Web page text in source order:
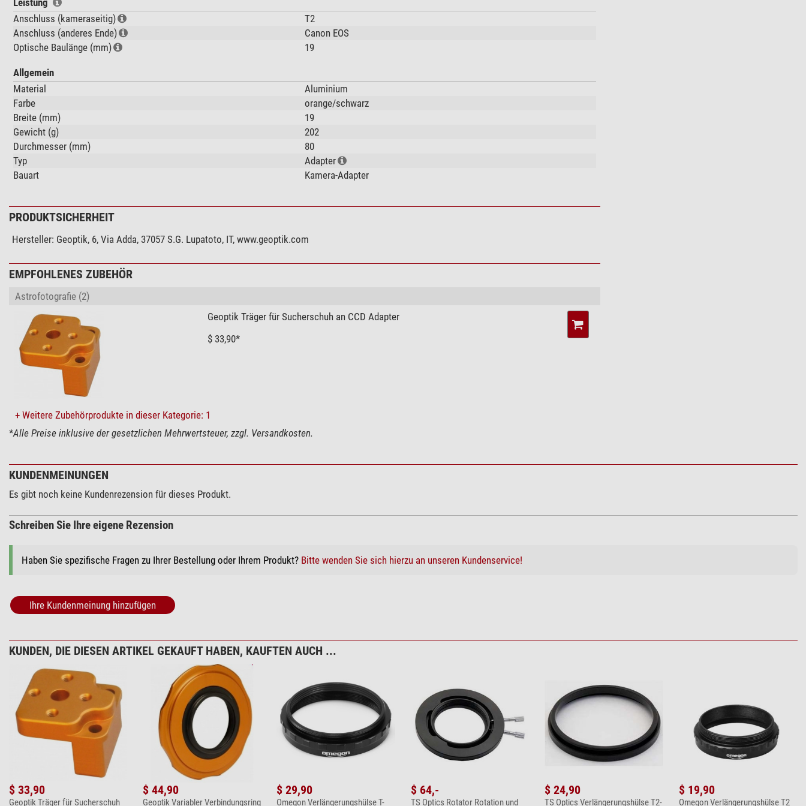
Leistung
Anschluss (kameraseitig)
T2
Anschluss (anderes Ende)
Canon EOS
Optische Baulänge (mm)
19
Allgemein
Material
Aluminium
Farbe
orange/schwarz
Breite (mm)
19
Gewicht (g)
202
Durchmesser (mm)
80
Typ
Adapter
Bauart
Kamera-Adapter
PRODUKTSICHERHEIT
Hersteller: Geoptik, 6, Via Adda, 37057 S.G. Lupatoto, IT, www.geoptik.com
EMPFOHLENES ZUBEHÖR
Astrofotografie (2)
Geoptik Träger für Sucherschuh an CCD Adapter
$ 33,90*
+ Weitere Zubehörprodukte in dieser Kategorie: 1
*Alle Preise inklusive der gesetzlichen Mehrwertsteuer, zzgl. Versandkosten.
KUNDENMEINUNGEN
Es gibt noch keine Kundenrezension für dieses Produkt.
Schreiben Sie Ihre eigene Rezension
Haben Sie spezifische Fragen zu Ihrer Bestellung oder Ihrem Produkt? Bitte wenden Sie sich hierzu an unseren Kundenservice!
Ihre Kundenmeinung hinzufügen
KUNDEN, DIE DIESEN ARTIKEL GEKAUFT HABEN, KAUFTEN AUCH ...
$ 33,90
Geoptik Träger für Sucherschuh
$ 44,90
Geoptik Variabler Verbindungsring
$ 29,90
Omegon Verlängerungshülse T-
$ 64,-
TS Optics Rotator Rotation und
$ 24,90
TS Optics Verlängerungshülse T2-
$ 19,90
Omegon Verlängerungshülse T2